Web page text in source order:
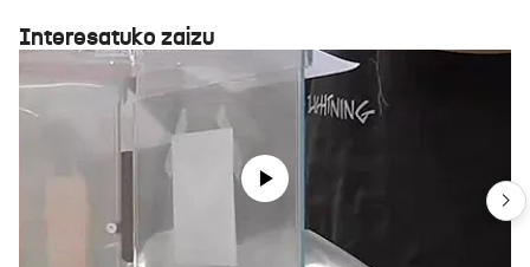
Interesatuko zaizu